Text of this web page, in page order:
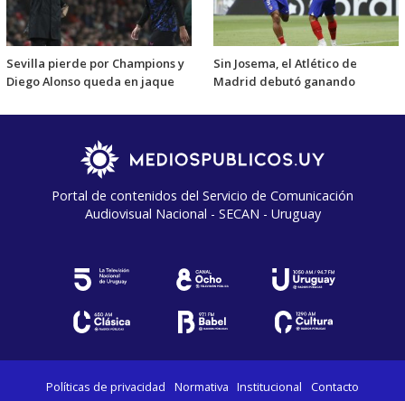
Sevilla pierde por Champions y
Diego Alonso queda en jaque
Sin Josema, el Atlético de
Madrid debutó ganando
Portal de contenidos del Servicio de Comunicación
Audiovisual Nacional - SECAN - Uruguay
Políticas de privacidad Normativa Institucional Contacto